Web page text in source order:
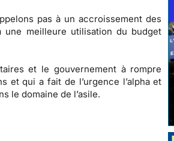
pas à un accroissement des
une meilleure utilisation du budget
et le gouvernement à rompre
et qui a fait de l’urgence l’alpha et
le domaine de l’asile.